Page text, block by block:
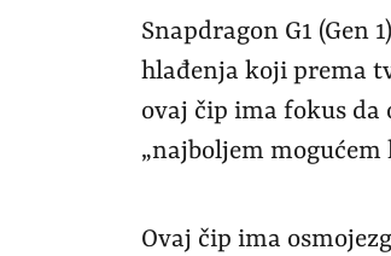
Snapdragon G1 (Gen
hlađenja koji prema
ovaj čip ima fokus da
„najboljem mogućem
Ovaj čip ima